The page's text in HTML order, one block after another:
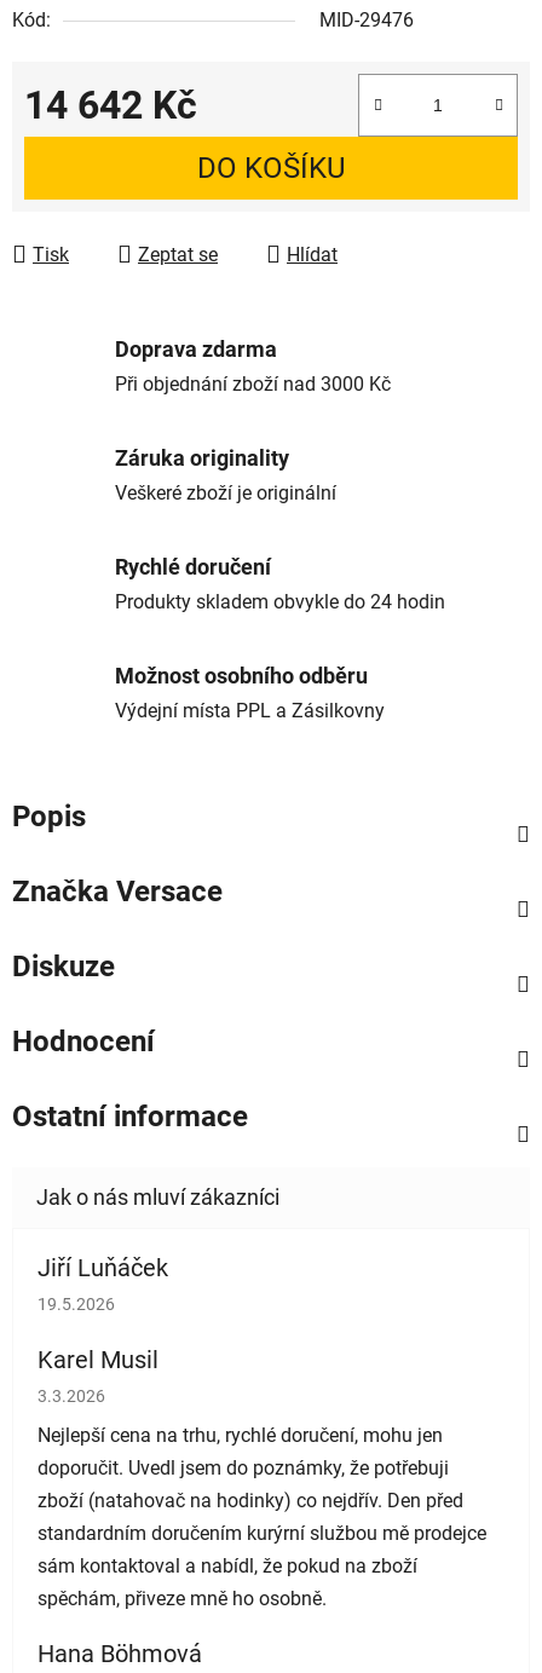
Kód: MID-29476
14 642 Kč
Měrná cena:
DO KOŠÍKU
Tisk Zeptat se Hlídat
Doprava zdarma
Při objednání zboží nad 3000 Kč
Záruka originality
Veškeré zboží je originální
Rychlé doručení
Produkty skladem obvykle do 24 hodin
Možnost osobního odběru
Výdejní místa PPL a Zásilkovny
Popis
Značka Versace
Diskuze
Hodnocení
Ostatní informace
Jiří Luňáček
Hodnocení obchodu je 5 z 5 hvězdiček.
19.5.2026
Karel Musil
Hodnocení obchodu je 5 z 5 hvězdiček.
3.3.2026
Nejlepší cena na trhu, rychlé doručení, mohu jen
doporučit. Uvedl jsem do poznámky, že potřebuji
zboží (natahovač na hodinky) co nejdřív. Den před
standardním doručením kurýrní službou mě prodejce
sám kontaktoval a nabídl, že pokud na zboží
spěchám, přiveze mně ho osobně.
Hana Böhmová